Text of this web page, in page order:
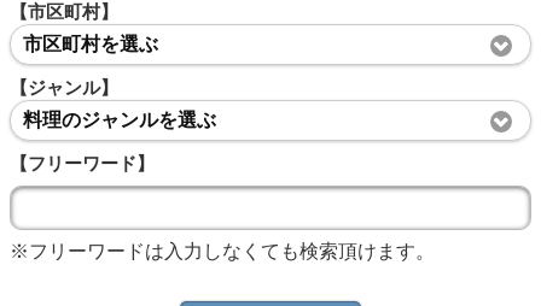
【市区町村】
市区町村を選ぶ
【ジャンル】
料理のジャンルを選ぶ
【フリーワード】
※フリーワードは入力しなくても検索頂けます。